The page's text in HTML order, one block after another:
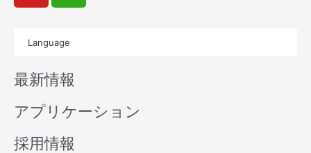
u
b
e
i
n
Language
最新情報
アプリケーション
採用情報